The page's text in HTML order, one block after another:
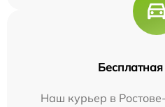
Наш курьер в